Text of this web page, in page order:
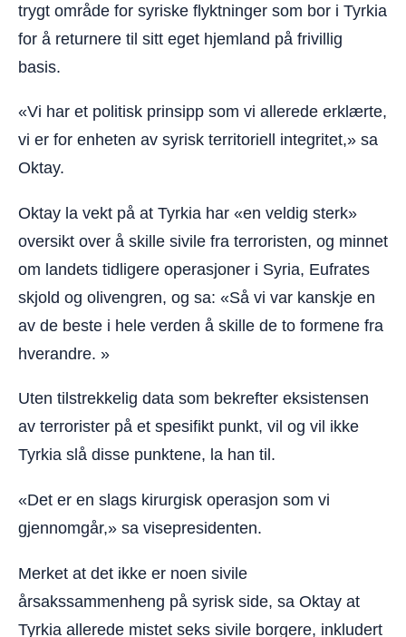
trygt område for syriske flyktninger som bor i Tyrkia
for å returnere til sitt eget hjemland på frivillig
basis.
«Vi har et politisk prinsipp som vi allerede erklærte,
vi er for enheten av syrisk territoriell integritet,» sa
Oktay.
Oktay la vekt på at Tyrkia har «en veldig sterk»
oversikt over å skille sivile fra terroristen, og minnet
om landets tidligere operasjoner i Syria, Eufrates
skjold og olivengren, og sa: «Så vi var kanskje en
av de beste i hele verden å skille de to formene fra
hverandre. »
Uten tilstrekkelig data som bekrefter eksistensen
av terrorister på et spesifikt punkt, vil og vil ikke
Tyrkia slå disse punktene, la han til.
«Det er en slags kirurgisk operasjon som vi
gjennomgår,» sa visepresidenten.
Merket at det ikke er noen sivile
årsakssammenheng på syrisk side, sa Oktay at
Tyrkia allerede mistet seks sivile borgere, inkludert